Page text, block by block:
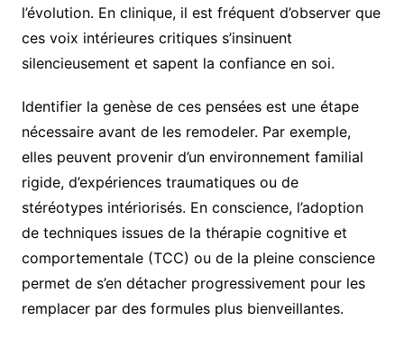
l’évolution. En clinique, il est fréquent d’observer que
ces voix intérieures critiques s’insinuent
silencieusement et sapent la confiance en soi.
Identifier la genèse de ces pensées est une étape
nécessaire avant de les remodeler. Par exemple,
elles peuvent provenir d’un environnement familial
rigide, d’expériences traumatiques ou de
stéréotypes intériorisés. En conscience, l’adoption
de techniques issues de la thérapie cognitive et
comportementale (TCC) ou de la pleine conscience
permet de s’en détacher progressivement pour les
remplacer par des formules plus bienveillantes.